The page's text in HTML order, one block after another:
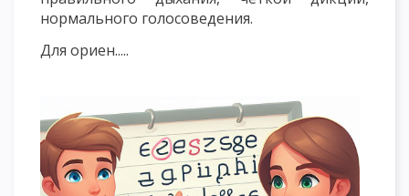
нормального голосоведения.
Для ориен.....